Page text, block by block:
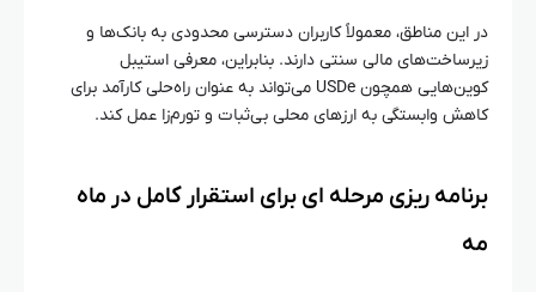
در این مناطق، معمولاً کاربران دسترسی محدودی به بانک‌ها و
زیرساخت‌های مالی سنتی دارند. بنابراین، معرفی استیبل
کوین‌هایی همچون USDe می‌تواند به عنوان راه‌حلی کارآمد برای
کاهش وابستگی به ارزهای محلی بی‌ثبات و تورم‌زا عمل کند.
برنامه‌ ریزی مرحله‌ ای برای استقرار کامل در ماه
مه